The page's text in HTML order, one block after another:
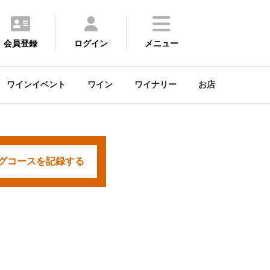
会員登録 ログイン メニュー
ワインイベント ワイン ワイナリー お店
コースを記録する